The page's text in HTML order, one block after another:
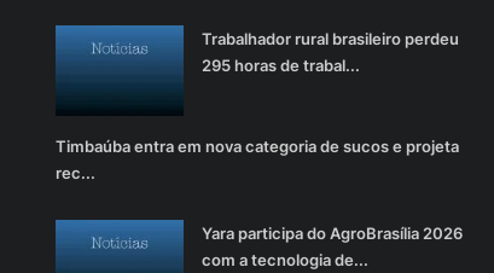
Trabalhador rural brasileiro perdeu
295 horas de trabal...
Timbaúba entra em nova categoria de sucos e projeta
rec...
Yara participa do AgroBrasília 2026
com a tecnologia de...